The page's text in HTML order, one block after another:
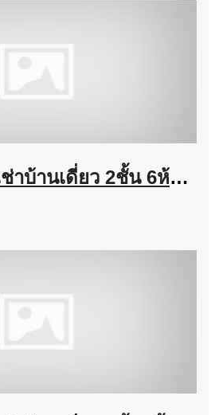
รหัสC7252 ให้เช่าบ้านเดี่ยว 2ชั้น 6ห้องนอน ถนนลาดพร้าวซอย 35 บ้านตกแต่งสวยพร้อมอยู่